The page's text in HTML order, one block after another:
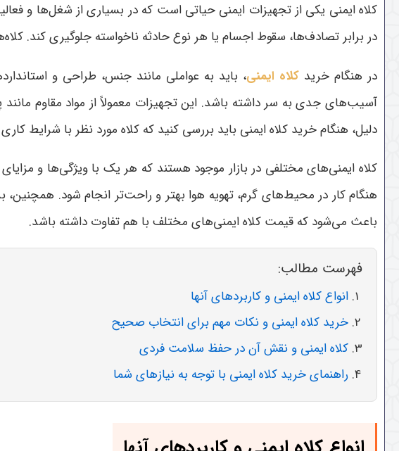
کلاه ایمنی یکی از تجهیزات ایمنی حیاتی است که در بسیاری از شغل‌ها و
در برابر تصادف‌ها، سقوط اجسام یا هر نوع حادثه ناخواسته جلوگیری کند.
در هنگام خرید کلاه ایمنی، باید به عواملی مانند جنس، طراحی و
آسیب‌های جدی به سر داشته باشد. این تجهیزات معمولاً از مواد مقاوم
دلیل، هنگام خرید کلاه ایمنی باید بررسی کنید که کلاه مورد نظر با شرایط
کلاه ایمنی‌های مختلفی در بازار موجود هستند که هر یک با ویژگی‌ها و
هنگام کار در محیط‌های گرم، تهویه هوا بهتر و راحت‌تر انجام شود.
باعث می‌شود که قیمت کلاه ایمنی‌های مختلف با هم تفاوت داشته باشد.
فهرست مطالب:
انواع کلاه ایمنی و کاربردهای آنها
خرید کلاه ایمنی و نکات مهم برای انتخاب صحیح
کلاه ایمنی و نقش آن در حفظ سلامت فردی
راهنمای خرید کلاه ایمنی با توجه به نیازهای شما